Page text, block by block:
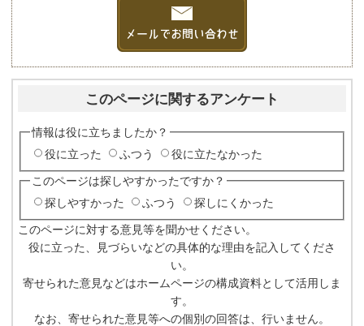
このページに関するアンケート
情報は役に立ちましたか？
役に立った
ふつう 役に立たなかった
このページは探しやすかったですか？
探しやすかった
ふつう 探しにくかった
このページに対する意見等を聞かせください。
役に立った、見づらいなどの具体的な理由を記入してくださ
い。
寄せられた意見などはホームページの構成資料として活用しま
す。
なお、寄せられた意見等への個別の回答は、行いません。